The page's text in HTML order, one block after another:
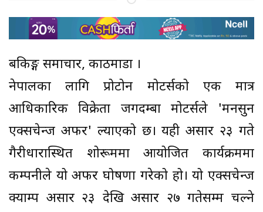
बैंकिङ्ग समाचार, काठमाडौं ।
नेपालका लागि प्रोटोन मोटर्सको एक मात्र
आधिकारिक विक्रेता जगदम्बा मोटर्सले 'मनसुन
एक्सचेन्ज अफर' ल्याएको छ। यही असार २३ गते
गैरीधारास्थित शोरूममा आयोजित कार्यक्रममा
कम्पनीले यो अफर घोषणा गरेको हो। यो एक्सचेन्ज
क्याम्प असार २३ देखि असार २७ गतेसम्म चल्ने